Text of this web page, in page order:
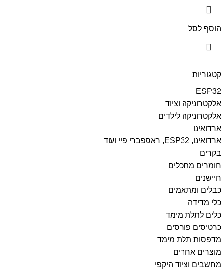
קטגוריות
ESP32
אלקטרוניקה וציוד
אלקטרוניקה לילדים
ארדואינו
ארדואינו, ESP32, ראספברי פיי ועוד
בקרים
חומרים מתכלים
חיישנים
כבלים ומתאמים
כלי מדידה
כלים לתלת מימד
כרטיסים פורסים
מדפסות תלת מימד
מוצרים אחרים
מחשבים וציוד היקפי
הוסף לסל